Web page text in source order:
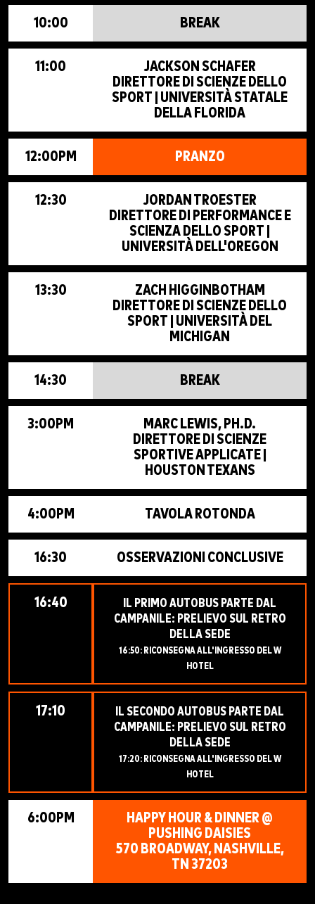
10:00 BREAK
11:00
JACKSON SCHAFER
DIRETTORE DI SCIENZE DELLO
SPORT | UNIVERSITÀ STATALE
DELLA FLORIDA
12:00PM PRANZO
12:30
JORDAN TROESTER
DIRETTORE DI PERFORMANCE E
SCIENZA DELLO SPORT |
UNIVERSITÀ DELL'OREGON
13:30
ZACH HIGGINBOTHAM
DIRETTORE DI SCIENZE DELLO
SPORT | UNIVERSITÀ DEL
MICHIGAN
14:30 BREAK
3:00PM
MARC LEWIS, PH.D.
DIRETTORE DI SCIENZE
SPORTIVE APPLICATE |
HOUSTON TEXANS
4:00PM TAVOLA ROTONDA
16:30 OSSERVAZIONI CONCLUSIVE
16:40
IL PRIMO AUTOBUS PARTE DAL
CAMPANILE: PRELIEVO SUL RETRO
DELLA SEDE
16:50: RICONSEGNA ALL'INGRESSO DEL W
HOTEL
17:10
IL SECONDO AUTOBUS PARTE DAL
CAMPANILE: PRELIEVO SUL RETRO
DELLA SEDE
17:20: RICONSEGNA ALL'INGRESSO DEL W
HOTEL
6:00PM
HAPPY HOUR & DINNER @
PUSHING DAISIES
570 BROADWAY, NASHVILLE,
TN 37203